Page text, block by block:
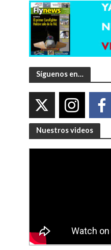
Síguenos en…
Nuestros videos